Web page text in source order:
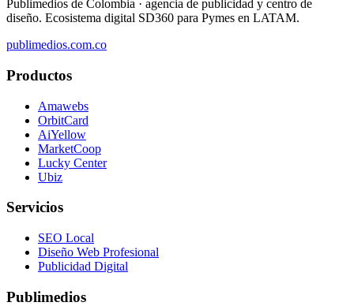
Publimedios de Colombia · agencia de publicidad y centro de
diseño. Ecosistema digital SD360 para Pymes en LATAM.
publimedios.com.co
Productos
Amawebs
OrbitCard
AiYellow
MarketCoop
Lucky Center
Ubiz
Servicios
SEO Local
Diseño Web Profesional
Publicidad Digital
Publimedios